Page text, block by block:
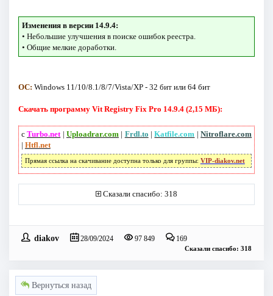
Изменения в версии 14.9.4:
• Небольшие улучшения в поиске ошибок реестра.
• Общие мелкие доработки.
ОС: Windows 11/10/8.1/8/7/Vista/XP - 32 бит или 64 бит
Скачать программу Vit Registry Fix Pro 14.9.4 (2,15 МБ):
сTurbo.net | Uploadrar.com | Frdl.to |Katfile.com |Nitroflare.com
| Htfl.net
Прямая ссылка на скачивание доступна только для группы: VIP-diakov.net
Сказали спасибо: 318
diakov 28/09/2024 97 849 169
Сказали спасибо: 318
Вернуться назад